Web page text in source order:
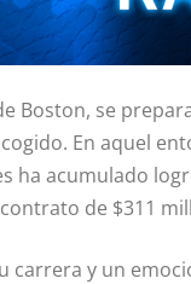
Boston, se
En aquel
ha acumulado
de $311
carrera y un